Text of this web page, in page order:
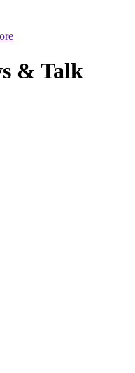
& Talk